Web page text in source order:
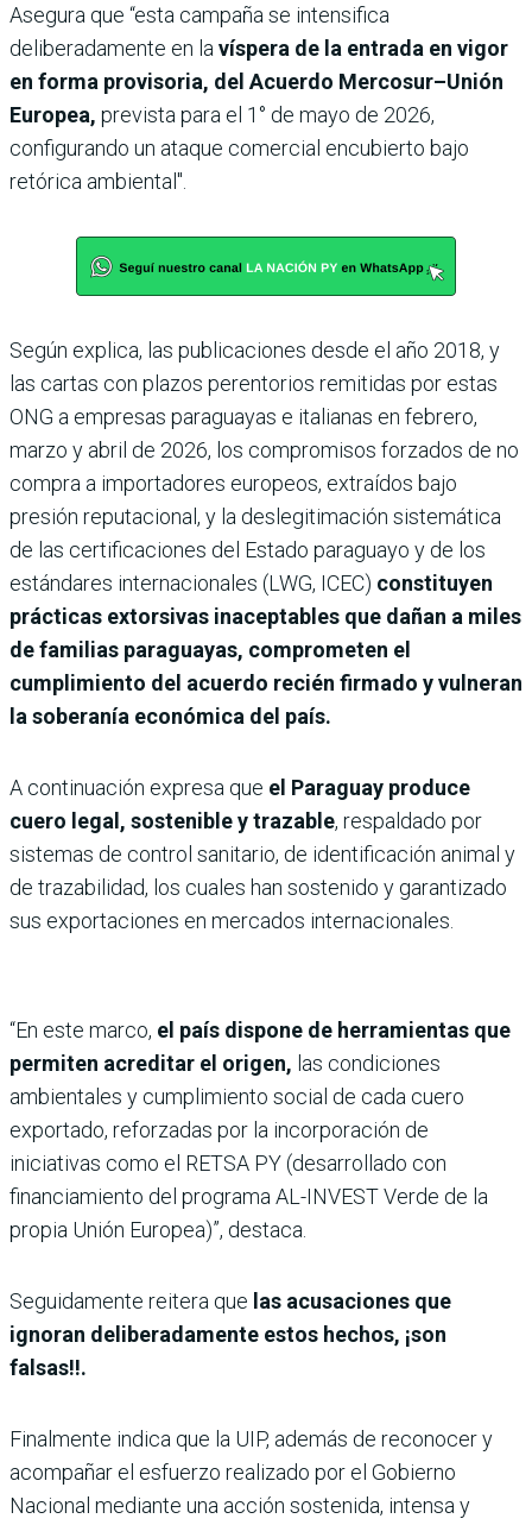
Asegura que “esta campaña se intensifica
deliberadamente en la víspera de la entrada en vigor
en forma provisoria, del Acuerdo Mercosur–Unión
Europea, prevista para el 1° de mayo de 2026,
configurando un ataque comercial encubierto bajo
retórica ambiental".
Según explica, las publicaciones desde el año 2018, y
las cartas con plazos perentorios remitidas por estas
ONG a empresas paraguayas e italianas en febrero,
marzo y abril de 2026, los compromisos forzados de no
compra a importadores europeos, extraídos bajo
presión reputacional, y la deslegitimación sistemática
de las certificaciones del Estado paraguayo y de los
estándares internacionales (LWG, ICEC) constituyen
prácticas extorsivas inaceptables que dañan a miles
de familias paraguayas, comprometen el
cumplimiento del acuerdo recién firmado y vulneran
la soberanía económica del país.
A continuación expresa que el Paraguay produce
cuero legal, sostenible y trazable, respaldado por
sistemas de control sanitario, de identificación animal y
de trazabilidad, los cuales han sostenido y garantizado
sus exportaciones en mercados internacionales.
“En este marco, el país dispone de herramientas que
permiten acreditar el origen, las condiciones
ambientales y cumplimiento social de cada cuero
exportado, reforzadas por la incorporación de
iniciativas como el RETSA PY (desarrollado con
financiamiento del programa AL-INVEST Verde de la
propia Unión Europea)”, destaca.
Seguidamente reitera que las acusaciones que
ignoran deliberadamente estos hechos, ¡son
falsas!!.
Finalmente indica que la UIP, además de reconocer y
acompañar el esfuerzo realizado por el Gobierno
Nacional mediante una acción sostenida, intensa y